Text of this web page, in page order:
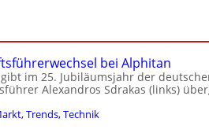
bei Alphitan
im 25. Jubiläumsjahr der
Alexandros Sdrakas (links)
Trends, Technik